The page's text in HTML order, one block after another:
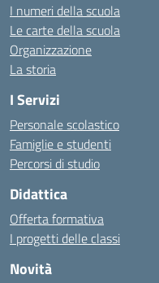
I numeri della scuola
Le carte della scuola
Organizzazione
La storia
I Servizi
Personale scolastico
Famiglie e studenti
Percorsi di studio
Didattica
Offerta formativa
I progetti delle classi
Novità